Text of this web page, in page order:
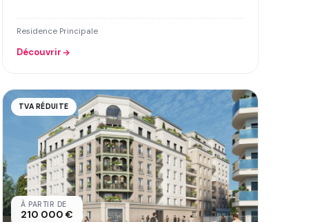
Residence Principale
Découvrir
TVA RÉDUITE
À PARTIR DE
210 000 €